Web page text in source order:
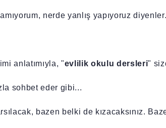
nerde yanlış yapıyoruz
anlatımıyla, "evlilik okulu dersleri"
sohbet eder gibi...
bazen belki de kızacaksınız.